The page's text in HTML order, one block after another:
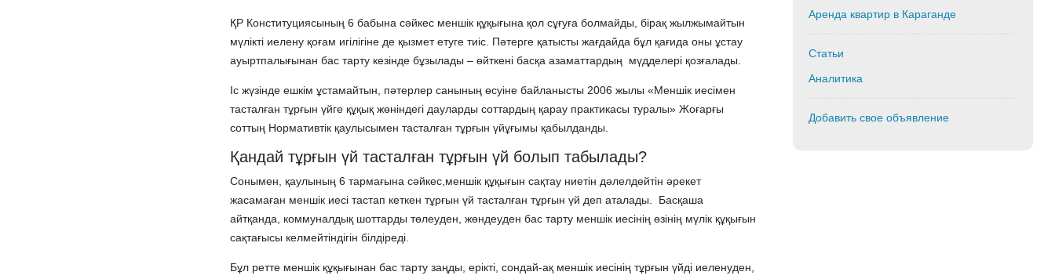
ҚР Конституциясының 6 бабына сәйкес меншік құқығына қол сұғуға болмайды, бірақ жылжымайтын
мүлікті иелену қоғам игiлiгіне де қызмет етуге тиiс. Пәтерге қатысты жағдайда бұл қағида оны ұстау
ауыртпалығынан бас тарту кезінде бұзылады – өйткені басқа азаматтардың мүдделері қозғалады.
Іс жүзінде ешкім ұстамайтын, пәтерлер санының өсуіне байланысты 2006 жылы «Меншік иесімен
тасталған тұрғын үйге құқық жөніндегі дауларды соттардың қарау практикасы туралы» Жоғарғы
соттың Нормативтік қаулысымен тасталған тұрғын үйұғымы қабылданды.
Қандай тұрғын үй тасталған тұрғын үй болып табылады?
Сонымен, қаулының 6 тармағына сәйкес,меншік құқығын сақтау ниетін дәлелдейтін әрекет
жасамаған меншік иесі тастап кеткен тұрғын үй тасталған тұрғын үй деп аталады. Басқаша
айтқанда, коммуналдық шоттарды төлеуден, жөндеуден бас тарту меншік иесінің өзінің мүлік құқығын
сақтағысы келмейтіндігін білдіреді.
Бұл ретте меншік құқығынан бас тарту заңды, ерікті, сондай-ақ меншік иесінің тұрғын үйді иеленуден,
Аренда квартир в Караганде
Статьи
Аналитика
Добавить свое объявление